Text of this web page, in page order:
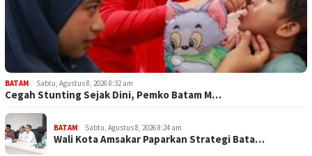
BATAM Sabtu, Agustus 8, 2026 8:32 am
Cegah Stunting Sejak Dini, Pemko Batam M…
BATAM Sabtu, Agustus 8, 2026 8:24 am
Wali Kota Amsakar Paparkan Strategi Bata…